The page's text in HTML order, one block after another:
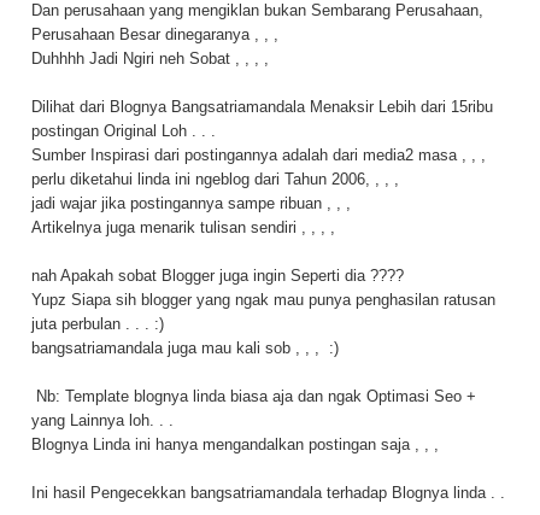
Dan perusahaan yang mengiklan bukan Sembarang Perusahaan,
Perusahaan Besar dinegaranya , , ,
Duhhhh Jadi Ngiri neh Sobat , , , ,
Dilihat dari Blognya Bangsatriamandala Menaksir Lebih dari 15ribu
postingan Original Loh . . .
Sumber Inspirasi dari postingannya adalah dari media2 masa , , ,
perlu diketahui linda ini ngeblog dari Tahun 2006, , , ,
jadi wajar jika postingannya sampe ribuan , , ,
Artikelnya juga menarik tulisan sendiri , , , ,
nah Apakah sobat Blogger juga ingin Seperti dia ????
Yupz Siapa sih blogger yang ngak mau punya penghasilan ratusan
juta perbulan . . . :)
bangsatriamandala juga mau kali sob , , , :)
Nb: Template blognya linda biasa aja dan ngak Optimasi Seo +
yang Lainnya loh. . .
Blognya Linda ini hanya mengandalkan postingan saja , , ,
Ini hasil Pengecekkan bangsatriamandala terhadap Blognya linda . .